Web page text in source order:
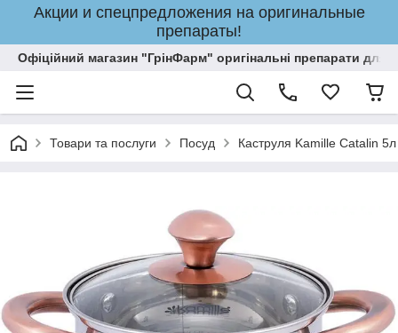
Акции и спецпредложения на оригинальные
препараты!
Офіційний магазин "ГрінФарм" оригінальні препарати для
Товари та послуги Посуд Каструля Kamille Catalin